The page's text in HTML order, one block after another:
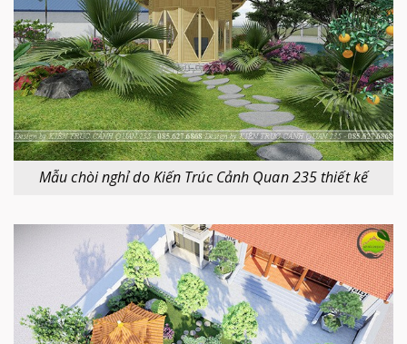
Mẫu chòi nghỉ do Kiến Trúc Cảnh Quan 235 thiết kế